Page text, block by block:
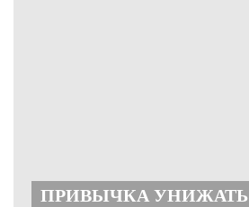
ПРИВЫЧКА УНИЖАТЬ